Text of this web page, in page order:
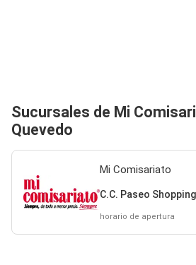
Sucursales de Mi
Quevedo
Mi Comisariato
C.C. Paseo
horario de apertura